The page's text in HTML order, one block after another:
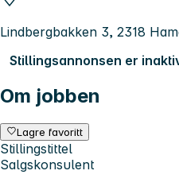
Lindbergbakken 3, 2318
Stillingsannonsen er
Om jobben
Lagre favoritt
Stillingstittel
Salgskonsulent